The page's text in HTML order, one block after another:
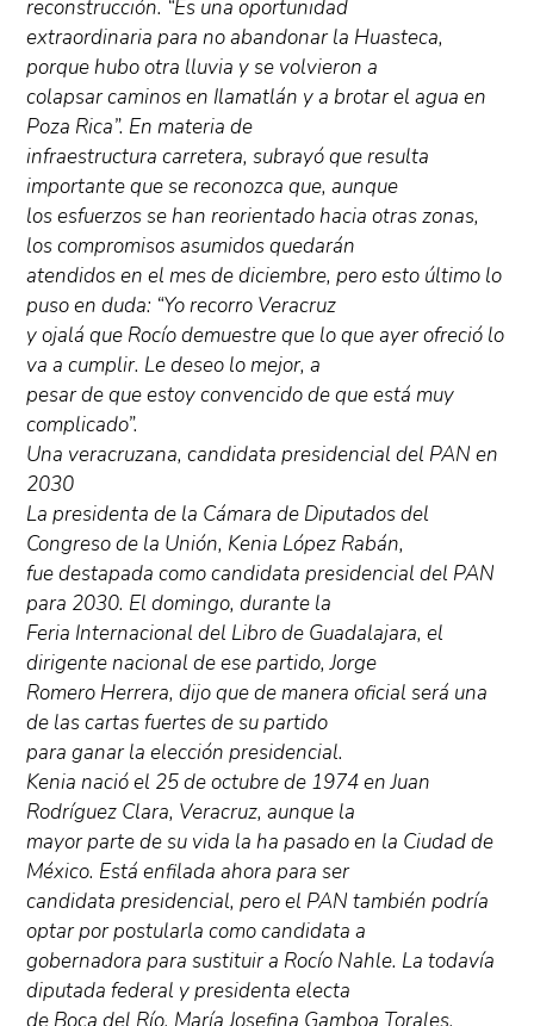
reconstrucción. “Es una oportunidad
extraordinaria para no abandonar la Huasteca,
porque hubo otra lluvia y se volvieron a
colapsar caminos en Ilamatlán y a brotar el agua en
Poza Rica”. En materia de
infraestructura carretera, subrayó que resulta
importante que se reconozca que, aunque
los esfuerzos se han reorientado hacia otras zonas,
los compromisos asumidos quedarán
atendidos en el mes de diciembre, pero esto último lo
puso en duda: “Yo recorro Veracruz
y ojalá que Rocío demuestre que lo que ayer ofreció lo
va a cumplir. Le deseo lo mejor, a
pesar de que estoy convencido de que está muy
complicado”.
Una veracruzana, candidata presidencial del PAN en
2030
La presidenta de la Cámara de Diputados del
Congreso de la Unión, Kenia López Rabán,
fue destapada como candidata presidencial del PAN
para 2030. El domingo, durante la
Feria Internacional del Libro de Guadalajara, el
dirigente nacional de ese partido, Jorge
Romero Herrera, dijo que de manera oficial será una
de las cartas fuertes de su partido
para ganar la elección presidencial.
Kenia nació el 25 de octubre de 1974 en Juan
Rodríguez Clara, Veracruz, aunque la
mayor parte de su vida la ha pasado en la Ciudad de
México. Está enfilada ahora para ser
candidata presidencial, pero el PAN también podría
optar por postularla como candidata a
gobernadora para sustituir a Rocío Nahle. La todavía
diputada federal y presidenta electa